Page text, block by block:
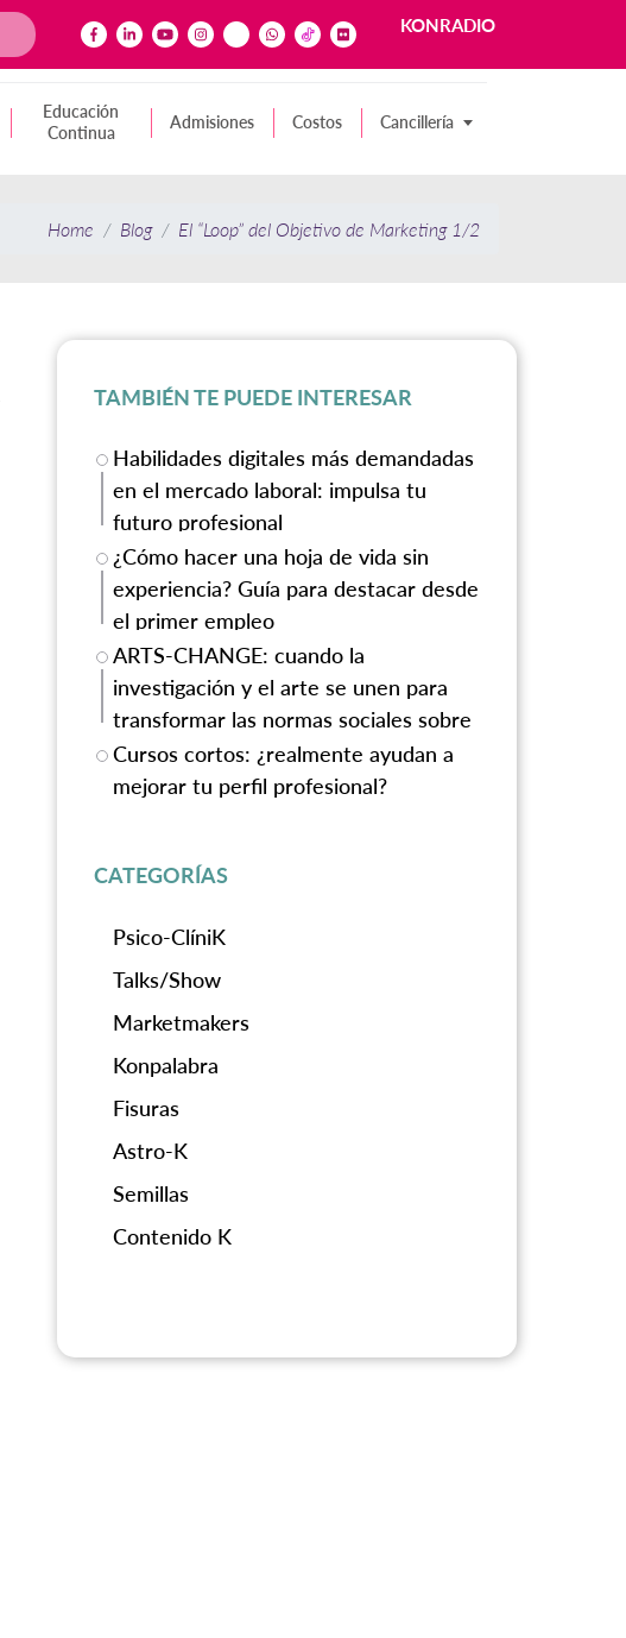
KONRADIO
Educación
Continua
Admisiones Costos Cancillería
Home Blog El “Loop” del Objetivo de Marketing 1/2
TAMBIÉN TE PUEDE INTERESAR
Habilidades digitales más demandadas
en el mercado laboral: impulsa tu
futuro profesional
¿Cómo hacer una hoja de vida sin
experiencia? Guía para destacar desde
el primer empleo
ARTS-CHANGE: cuando la
investigación y el arte se unen para
transformar las normas sociales sobre
la violencia de género
Cursos cortos: ¿realmente ayudan a
mejorar tu perfil profesional?
CATEGORÍAS
Psico-ClíniK
Talks/Show
Marketmakers
Konpalabra
Fisuras
Astro-K
Semillas
Contenido K